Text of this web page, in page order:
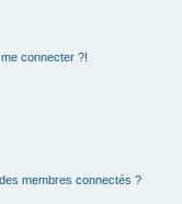
connecter ?!
membres connectés ?